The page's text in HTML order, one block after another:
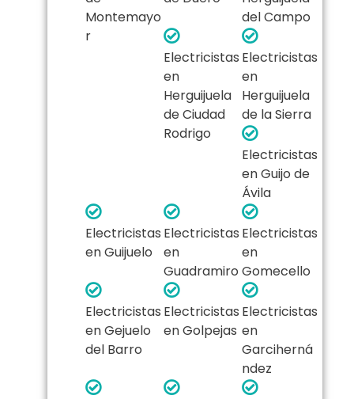
Montemayo
r
del Campo
Electricistas
en
Herguijuela
de Ciudad
Rodrigo
Electricistas
en
Herguijuela
de la Sierra
Electricistas
en Guijo de
Ávila
Electricistas
en Guijuelo
Electricistas
en
Guadramiro
Electricistas
en
Gomecello
Electricistas
en Gejuelo
del Barro
Electricistas
en Golpejas
Electricistas
en
Garciherná
ndez